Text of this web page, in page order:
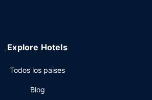
Se ofrece un desayuno completo
de negocios abierto las 24 horas, un
Explore Hotels
Todos los paises
Blog